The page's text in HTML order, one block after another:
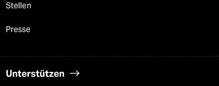
Stellen
Presse
Unterstützen